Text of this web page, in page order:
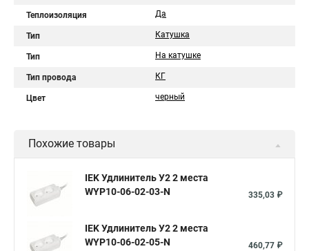
Теплоизоляция Да
Тип Катушка
Тип На катушке
Тип провода КГ
Цвет черный
Похожие товары
IEK Удлинитель У2 2 места
WYP10-06-02-03-N
335,03 ₽
IEK Удлинитель У2 2 места
WYP10-06-02-05-N
460,77 ₽